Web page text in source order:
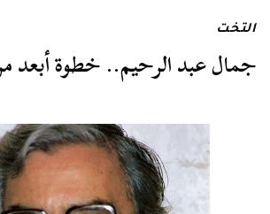
التخت
جمال عبد الرحيم.. خطوة أبعد